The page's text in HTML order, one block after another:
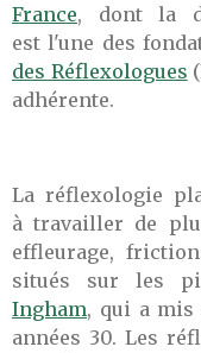
France, dont la
est l'une des
des Réflexologues
adhérente.
La réflexologie
à travailler de
effleurage,
situés sur les
Ingham, qui a mis
années 30. Les